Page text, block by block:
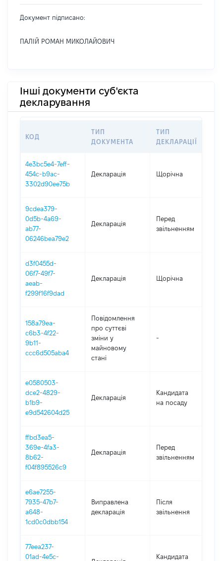
Документ підписано:
ПАЛІЙ РОМАН МИКОЛАЙОВИЧ
Інші документи суб'єкта
декларування
КОД
ТИП
ДОКУМЕНТА
ТИП
ДЕКЛАРАЦІЇ
4e3bc5e4-7eff-
454c-b9ac-
3302d90ee75b
Декларація Щорічна
9cdea379-
0d5b-4a69-
ab77-
06246bea79e2
Декларація
Перед
звільненням
d3f0455d-
06f7-49f7-
aeab-
f299f16f9dad
Декларація Щорічна
158a79ea-
c6b3-4f22-
9b11-
ccc6d505aba4
Повідомлення
про суттєві
зміни y
майновому
стані
-
e0580503-
dce2-4829-
b1b9-
e9d542604d25
Декларація
Кандидата
на посаду
ffbd3ea5-
369e-4fa3-
8b62-
f04f895526c9
Декларація
Перед
звільненням
e6ae7255-
7935-47b7-
a648-
1cd0c0dbb154
Виправлена
декларація
Після
звільнення
77eea237-
01ad-4e5c-
Кандидата